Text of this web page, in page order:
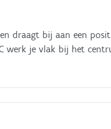
draagt bij aan een
werk je vlak bij het